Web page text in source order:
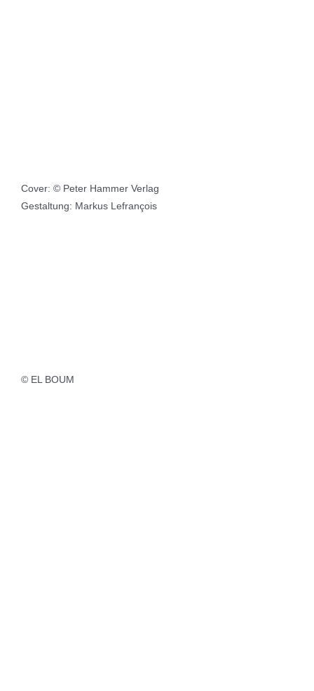
Cover: © Peter Hammer Verlag
Gestaltung: Markus Lefrançois
© EL BOUM